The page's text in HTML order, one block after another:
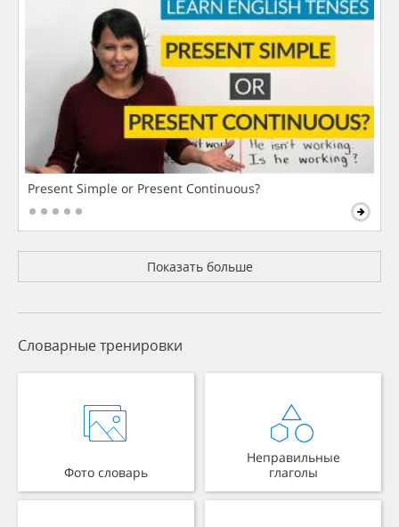
Present Simple or Present Continuous?
Показать больше
Словарные тренировки
Фото словарь
Неправильные
глаголы